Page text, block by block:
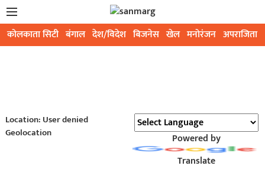
कोलकाता सिटी बंगाल देश/विदेश बिजनेस खेल मनोरंजन अपराजिता
Location: User denied
Geolocation
Powered by
Translate